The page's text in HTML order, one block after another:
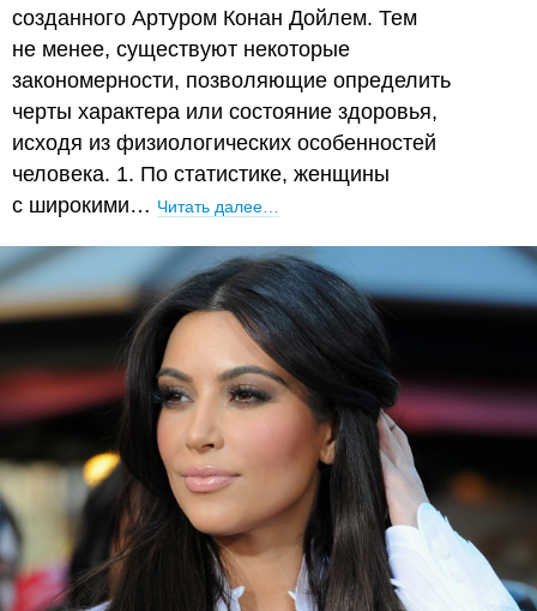
созданного Артуром Конан Дойлем. Тем
не менее, существуют некоторые
закономерности, позволяющие определить
черты характера или состояние здоровья,
исходя из физиологических особенностей
человека. 1. По статистике, женщины
с широкими… Читать далее…